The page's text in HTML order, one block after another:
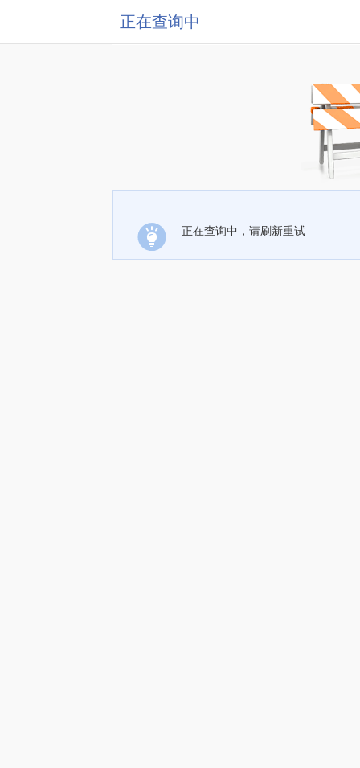
正在查询中
正在查询中，请刷新重试